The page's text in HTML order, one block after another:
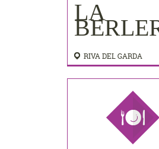
LA
RIVA DEL GARDA